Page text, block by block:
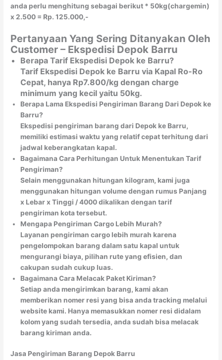
anda perlu menghitung sebagai berikut * 50kg(chargemin)
x 2.500 = Rp. 125.000,-
Pertanyaan Yang Sering Ditanyakan Oleh
Customer – Ekspedisi Depok Barru
Berapa Tarif Ekspedisi Depok ke Barru?
Tarif Ekspedisi Depok ke Barru via Kapal Ro-Ro
Cepat, hanya Rp7.800/kg dengan charge
minimum yang kecil yaitu 50kg.
Berapa Lama Ekspedisi Pengiriman Barang Dari Depok ke
Barru?
Ekspedisi pengiriman barang dari Depok ke Barru,
memiliki estimasi waktu yang relatif cepat terhitung dari
jadwal keberangkatan kapal.
Bagaimana Cara Perhitungan Untuk Menentukan Tarif
Pengiriman?
Selain menggunakan hitungan kilogram, kami juga
menggunakan hitungan volume dengan rumus Panjang
x Lebar x Tinggi / 4000 dikalikan dengan tarif
pengiriman kota tersebut.
Mengapa Pengiriman Cargo Lebih Murah?
Layanan pengiriman cargo lebih murah karena
pengelompokan barang dalam satu kapal untuk
mengurangi biaya, pilihan rute yang efisien, dan
cakupan sudah cukup luas.
Bagaimana Cara Melacak Paket Kiriman?
Setiap anda mengirimkan barang, kami akan
memberikan nomer resi yang bisa anda tracking melalui
website kami. Hanya memasukkan nomer resi didalam
kolom yang sudah tersedia, anda sudah bisa melacak
barang kiriman anda.
Jasa Pengiriman Barang Depok Barru